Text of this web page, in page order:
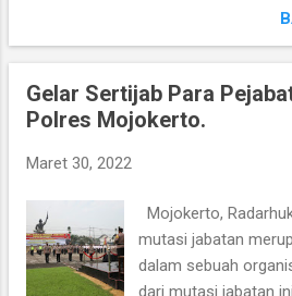
menggunakan alat
lainnya,” ungkap
bangunan itu
tumpeng dan
oleh Kapolda Jatim
Irjen Pol Nico Afinta
Forkopimda, Tokoh
Tahanan, Gedung
dan Masjid Al-Aziz.
dengan adanya
Gelar Sertijab Para
Polres Mojokerto.
Maret 30, 2022
Mojokerto,
mutasi jabatan
dalam sebuah
dari mutasi jabatan